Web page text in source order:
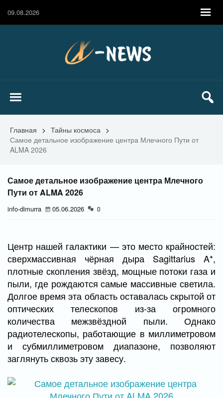
09.08.2026
Главная > Тайны космоса >
Самое детальное изображение центра Млечного Пути от
ALMA 2026
Самое детальное изображение центра Млечного
Пути от ALMA 2026
info-dimurra 05.06.2026 0
Центр нашей галактики — это место крайностей:
сверхмассивная чёрная дыра Sagittarius A*,
плотные скопления звёзд, мощные потоки газа и
пыли, где рождаются самые массивные светила.
Долгое время эта область оставалась скрытой от
оптических телескопов из-за огромного
количества межзвёздной пыли. Однако
радиотелескопы, работающие в миллиметровом
и субмиллиметровом диапазоне, позволяют
заглянуть сквозь эту завесу.